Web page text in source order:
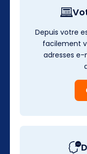
Depuis votre
facilement
adresses